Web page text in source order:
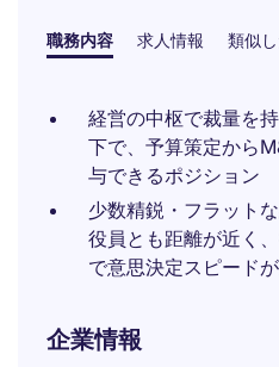
職務内容 求人情報 類似
経営の中枢で裁量を
下で、予算策定から
与できるポジション
少数精鋭・フラット
役員とも距離が近く
で意思決定スピード
企業情報